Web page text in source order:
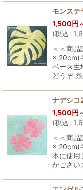
モンス
1,500円
(税込:
＜＜商
× 20cm(
ベース生
どうぞ
ナデシ
1,500円
(税込:
＜＜商
× 20cm(
本に使用
がござい